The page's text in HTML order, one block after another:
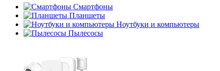
Смартфоны
Планшеты
Ноутбуки и компьютеры
Пылесосы